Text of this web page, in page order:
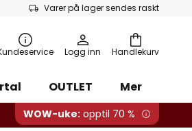
Varer på lager sendes raskt
Handlekurv
Logg inn
OUTLET
Mer
WOW-uke: opptil 70 %